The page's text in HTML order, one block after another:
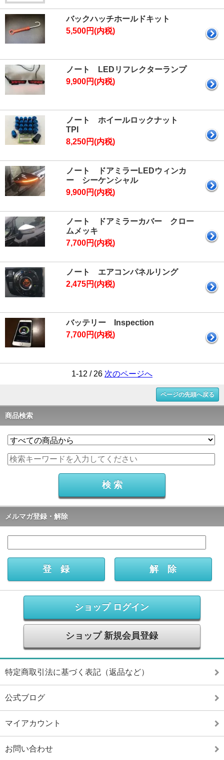
バックハッチホールドキット
5,500円(内税)
ノート LEDリフレクターランプ
9,900円(内税)
ノート ホイールロックナット
TPI
8,250円(内税)
ノート ドアミラーLEDウィンカ
ー シーケンシャル
9,900円(内税)
ノート ドアミラーカバー クロー
ムメッキ
7,700円(内税)
ノート エアコンパネルリング
2,475円(内税)
バッテリー Inspection
7,700円(内税)
1-12 / 26 次のページへ
ページの先頭へ戻る
商品検索
メルマガ登録・解除
ショップ ログイン
ショップ 新規会員登録
特定商取引法に基づく表記（返品など）
公式ブログ
マイアカウント
お問い合わせ